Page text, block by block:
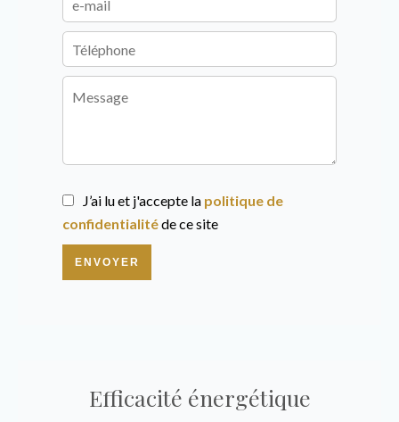
J’ai lu et j'accepte la politique de
confidentialitéde ce site
ENVOYER
Efficacité énergétique